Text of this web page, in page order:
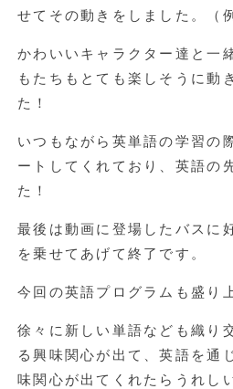
せてその動きをしました。
かわいいキャラクター達と一
もたちもとても楽しそうに動
た！
いつもながら英単語の学習の
ートしてくれており、英語の
た！
最後は動画に登場したバスに
を乗せてあげて終了です。
今回の英語プログラムも盛り
徐々に新しい単語なども織り
る興味関心が出て、英語を通
味関心が出てくれたらうれし